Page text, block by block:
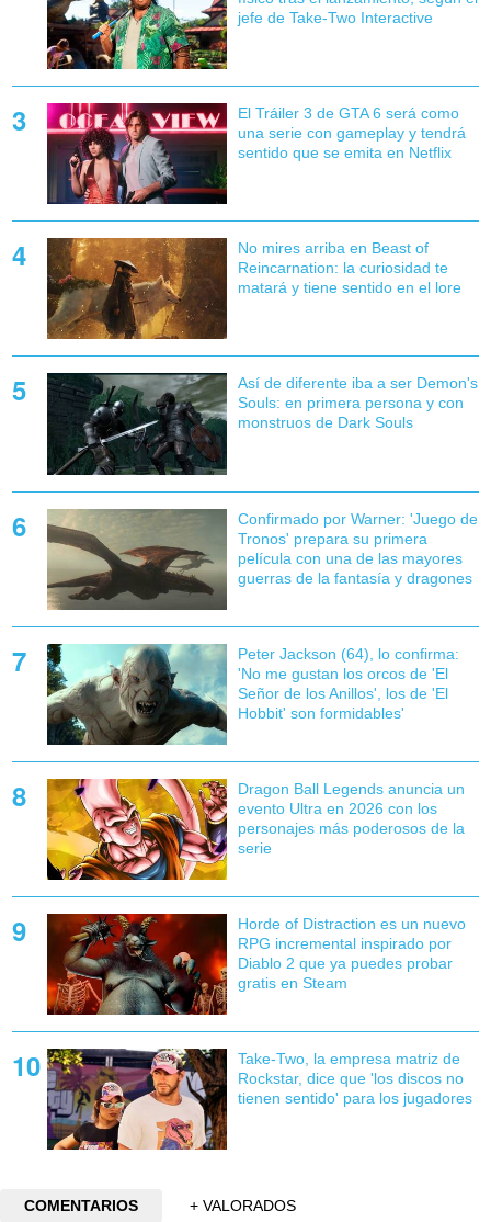
jefe de Take-Two Interactive
El Tráiler 3 de GTA 6 será como
una serie con gameplay y tendrá
sentido que se emita en Netflix
No mires arriba en Beast of
Reincarnation: la curiosidad te
matará y tiene sentido en el lore
Así de diferente iba a ser Demon's
Souls: en primera persona y con
monstruos de Dark Souls
Confirmado por Warner: 'Juego de
Tronos' prepara su primera
película con una de las mayores
guerras de la fantasía y dragones
Peter Jackson (64), lo confirma:
'No me gustan los orcos de 'El
Señor de los Anillos', los de 'El
Hobbit' son formidables'
Dragon Ball Legends anuncia un
evento Ultra en 2026 con los
personajes más poderosos de la
serie
Horde of Distraction es un nuevo
RPG incremental inspirado por
Diablo 2 que ya puedes probar
gratis en Steam
Take-Two, la empresa matriz de
Rockstar, dice que 'los discos no
tienen sentido' para los jugadores
COMENTARIOS
+ VALORADOS